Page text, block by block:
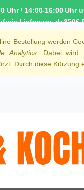
/ 14:00-16:00
Lieferung ab 250€
Bestellung werden
Analytics . Dabei wird
Durch diese Kürzung